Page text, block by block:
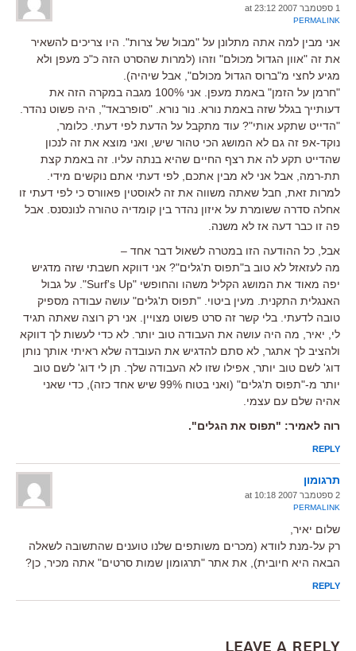
1 ספטמבר 2007 at 23:12
PERMALINK
אני מבין למה אתה מתלונן על "מבול של צרות". היו צריכים להשאיר
את זה "אוון הגדול מכולם" וזהו (למרות שהסרט הזה כ"כ מעפן ולא
מגיע לחצי מ"ברוס הגדול מכולם", אבל שיהיה).
"חרמן על הזמן" באמת מעפן. אני 100% מגבה במקרה הזה את
דעותייך בגלל שזה באמת נורא. נור נורא. "סופרבאד", היה פשוט נהדר.
"הדייט שתקע אותי"? עוד מתקבל על הדעת לפי דעתי. כלומר,
נוקד-אפ זה גם לא המושג הכי טהור שיש, ואני מוצא את זה לנכון
שהדייט תקע לה את רצף החיים שהיא בנתה עליו. זה באמת קצת
תת-רמה, אבל אני לא מבין אתכם, לפי דעתי אתם נוקשים מידי.
למרות זאת, חבל שאתה משווה את זה לאוסטין פאוורס כי לפי דעתי זו
אחלה סדרה ששומרת על איזון נהדר בין קומדיה טהורה לנונסנס. אבל
פה זו כבר דעה אז לא משנה.
אבל, כל ההודעה הזו במטרה לשאול דבר אחד –
מה לעזאזל לא טוב ב"תפוס ת'גלים"? אני דווקא חשבתי שזה מדגיש
יפה מאוד את המושג הקליל משהו והחופשי "Surf's Up". על גבול
האנגלית התקנית. מעין ביטוי. "תפוס ת'גלים" עושה עבודה מספיק
טובה לדעתי. בלי קשר זה סרט פשוט מצויין. אני רק רוצה שאתה תגיד
לי, יאיר, מה היה עושה את העבודה טוב יותר. לא כדי לעשות לך דווקא
ולהציב לך אתגר, לא סתם להדגיש את העובדה שלא ראיתי אותך נותן
דוג' לשם טוב יותר, אפילו שזו לא העבודה שלך. תן לי דוג' לשם טוב
יותר מ-"תפוס ת'גלים" (ואני בטוח 99% שיש אחד כזה), כדי שאני
אהיה שלם עם עצמי.
רוה לאמיר: "תפוס את הגלים".
REPLY
תרגומון
2 ספטמבר 2007 at 10:18
PERMALINK
שלום יאיר,
רק על-מנת לוודא (מכרים משותפים שלנו טוענים שהתשובה לשאלה
הבאה היא חיובית), את אתר "תרגומון שמות סרטים" אתה מכיר, כן?
REPLY